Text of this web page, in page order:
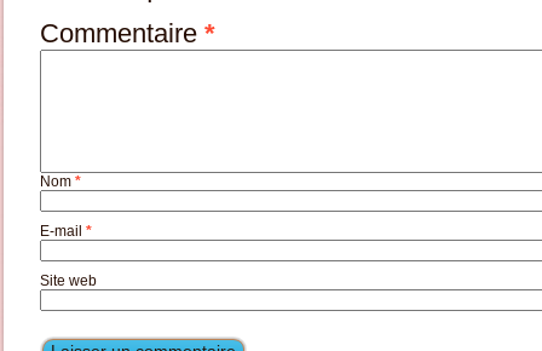
Commentaire *
Nom *
E-mail *
Site web